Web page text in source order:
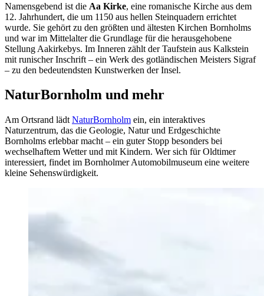
Namensgebend ist die Aa Kirke, eine romanische Kirche aus dem
12. Jahrhundert, die um 1150 aus hellen Steinquadern errichtet
wurde. Sie gehört zu den größten und ältesten Kirchen Bornholms
und war im Mittelalter die Grundlage für die herausgehobene
Stellung Aakirkebys. Im Inneren zählt der Taufstein aus Kalkstein
mit runischer Inschrift – ein Werk des gotländischen Meisters Sigraf
– zu den bedeutendsten Kunstwerken der Insel.
NaturBornholm und mehr
Am Ortsrand lädt NaturBornholm ein, ein interaktives
Naturzentrum, das die Geologie, Natur und Erdgeschichte
Bornholms erlebbar macht – ein guter Stopp besonders bei
wechselhaftem Wetter und mit Kindern. Wer sich für Oldtimer
interessiert, findet im Bornholmer Automobilmuseum eine weitere
kleine Sehenswürdigkeit.